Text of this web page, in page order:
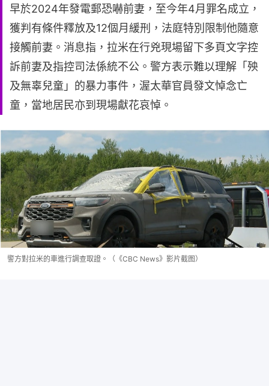
早於2024年發電郵恐嚇前妻，至今年4月罪名成立，
獲判有條件釋放及12個月緩刑，法庭特別限制他隨意
接觸前妻。消息指，拉米在行兇現場留下多頁文字控
訴前妻及指控司法係統不公。警方表示難以理解「殃
及無辜兒童」的暴力事件，渥太華官員發文悼念亡
童，當地居民亦到現場獻花哀悼。
警方對拉米的車進行調查取證。（《CBC News》影片截图）